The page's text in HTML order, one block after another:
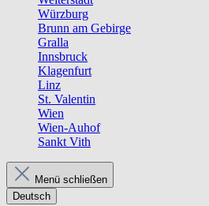
Würzburg
Brunn am Gebirge
Gralla
Innsbruck
Klagenfurt
Linz
St. Valentin
Wien
Wien-Auhof
Sankt Vith
Menü schließen
Deutsch